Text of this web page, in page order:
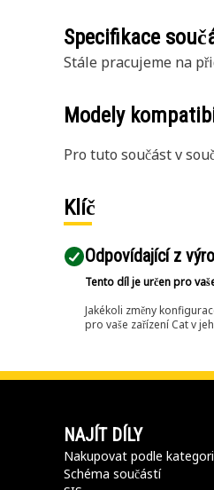
Specifikace
Stále pracujeme na
Modely
Pro tuto součást v
Klíč
Odpovídající z
Tento díl je určen pro
Jakékoli změny
pro vaše zařízení Cat v
NAJÍT DÍLY
Nakupovat podle
Schéma součástí